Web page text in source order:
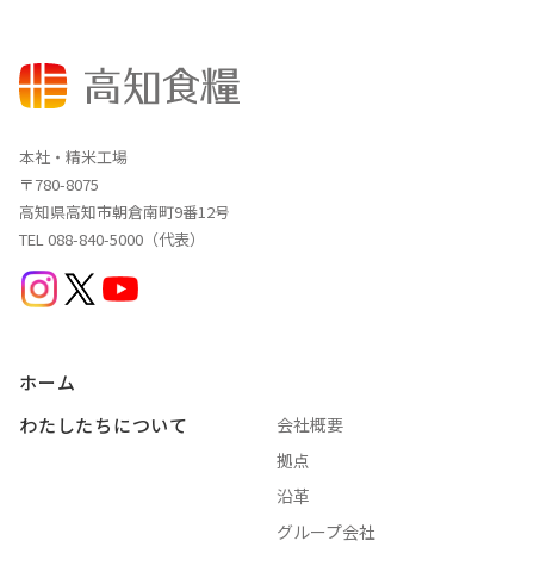
本社・精米工場
〒780-8075
高知県高知市朝倉南町9番12号
TEL 088-840-5000（代表）
ホーム
わたしたちについて
会社概要
拠点
沿革
グループ会社